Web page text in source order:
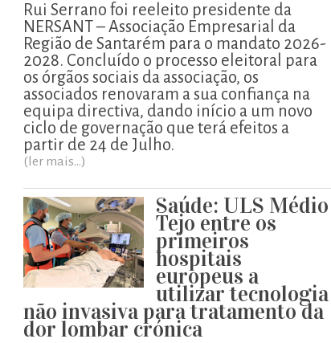
Rui Serrano foi reeleito presidente da
NERSANT – Associação Empresarial da
Região de Santarém para o mandato 2026-
2028. Concluído o processo eleitoral para
os órgãos sociais da associação, os
associados renovaram a sua confiança na
equipa directiva, dando início a um novo
ciclo de governação que terá efeitos a
partir de 24 de Julho.
(ler mais...)
Saúde: ULS Médio
Tejo entre os
primeiros
hospitais
europeus a
utilizar tecnologia
não invasiva para tratamento da
dor lombar crónica